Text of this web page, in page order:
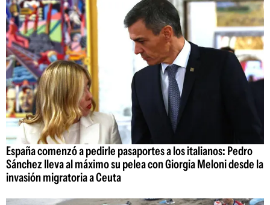
España comenzó a pedirle pasaportes a los italianos: Pedro
Sánchez lleva al máximo su pelea con Giorgia Meloni desde la
invasión migratoria a Ceuta